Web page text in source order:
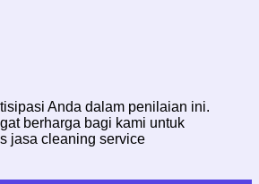
Anda dalam penilaian ini.
berharga bagi kami untuk
jasa cleaning service